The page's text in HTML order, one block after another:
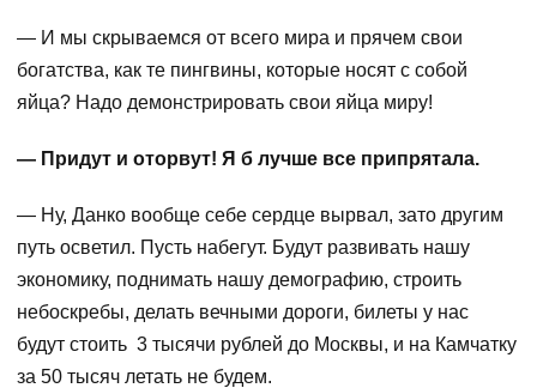
— И мы скрываемся от всего мира и прячем свои
богатства, как те пингвины, которые носят с собой
яйца? Надо демонстрировать свои яйца миру!
— Придут и оторвут! Я б лучше все припрятала.
— Ну, Данко вообще себе сердце вырвал, зато другим
путь осветил. Пусть набегут. Будут развивать нашу
экономику, поднимать нашу демографию, строить
небоскребы, делать вечными дороги, билеты у нас
будут стоить 3 тысячи рублей до Москвы, и на Камчатку
за 50 тысяч летать не будем.